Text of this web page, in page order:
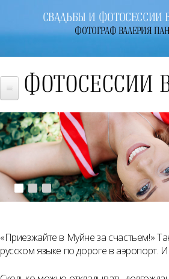
СВАДЬБЫ И ФОТОСЕССИИ
ФОТОГРАФ ВАЛЕРИЯ
СВАДЬБЫ
ФОТОСЕССИИ
ЦЕНЫ
СВАДЬБЫ
ФОТОСЕССИИ
ДОПОЛНИТЕЛЬНЫЕ УСЛУГИ
ЗАКАЗАТЬ
ФОТОСЕССИИ
«Приезжайте в Муйне за счастьем!»
русском языке по дороге в аэропорт.